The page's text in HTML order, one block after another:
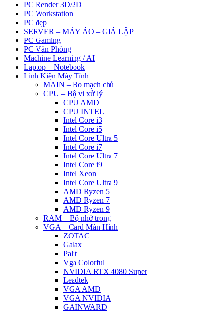
PC Render 3D/2D
PC Workstation
PC đẹp
SERVER – MÁY ẢO – GIẢ LẬP
PC Gaming
PC Văn Phòng
Machine Learning / AI
Laptop – Notebook
Linh Kiện Máy Tính
MAIN – Bo mạch chủ
CPU – Bộ vi xử lý
CPU AMD
CPU INTEL
Intel Core i3
Intel Core i5
Intel Core Ultra 5
Intel Core i7
Intel Core Ultra 7
Intel Core i9
Intel Xeon
Intel Core Ultra 9
AMD Ryzen 5
AMD Ryzen 7
AMD Ryzen 9
RAM – Bộ nhớ trong
VGA – Card Màn Hình
ZOTAC
Galax
Palit
Vga Colorful
NVIDIA RTX 4080 Super
Leadtek
VGA AMD
VGA NVIDIA
GAINWARD